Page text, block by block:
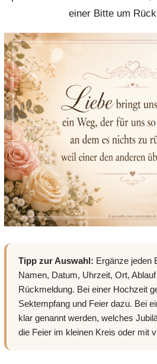
einer Bitte um
Tipp zur Auswahl: Ergänze jeden
Namen, Datum, Uhrzeit, Ort,
Rückmeldung. Bei einer Hochzeit
Sektempfang und Feier dazu. Bei
klar genannt werden, welches
die Feier im kleinen Kreis oder mit